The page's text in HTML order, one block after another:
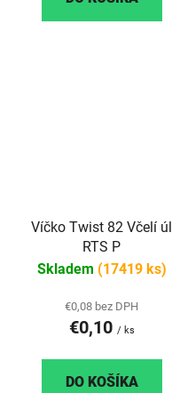
Víčko Twist 82 Včelí úl
RTS P
Skladem (17419 ks)
€0,08 bez DPH
€0,10 / ks
DO KOŠÍKA